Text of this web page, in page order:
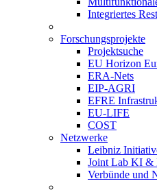
Integriertes
Forschungsprojekte
Projektsuche
EU Horizon
ERA-Nets
EIP-AGRI
EFRE
EU-LIFE
COST
Netzwerke
Leibniz
Joint Lab KI &
Verbünde und